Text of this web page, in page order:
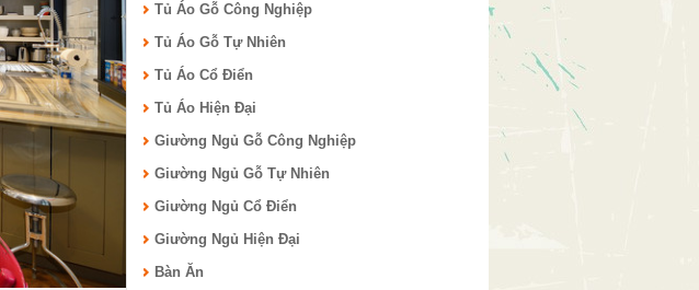
Tủ Áo Gỗ Công Nghiệp
Tủ Áo Gỗ Tự Nhiên
Tủ Áo Cổ Điển
Tủ Áo Hiện Đại
Giường Ngủ Gỗ Công Nghiệp
Giường Ngủ Gỗ Tự Nhiên
Giường Ngủ Cổ Điển
Giường Ngủ Hiện Đại
Bàn Ăn